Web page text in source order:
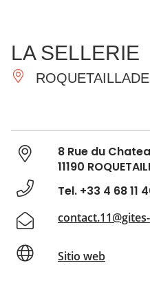
IMPRESCINDIBLES
HACER
LA SELLERIE
8 Rue du
11190
Tel. +33 4 68 11
Sitio web